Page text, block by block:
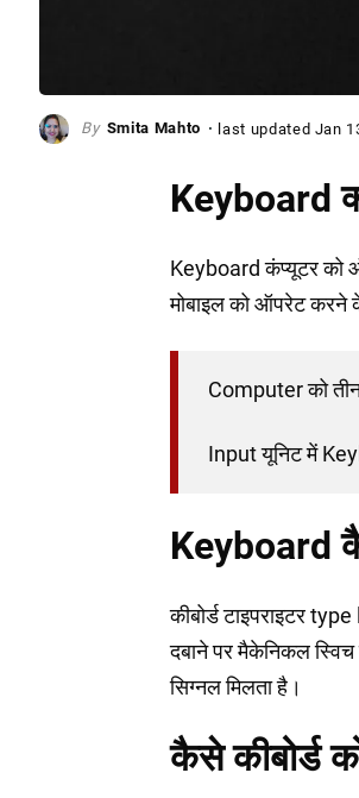
Smita Mahto last updated Jan
Keyboard
Keyboard कंप्यूटर को
मोबाइल को ऑपरेट करने
Computer को
Input यूनिट में
Keyboard
कीबोर्ड टाइपराइटर
दबाने पर मैकेनिकल
सिग्नल मिलता है।
कैसे कीबोर्ड